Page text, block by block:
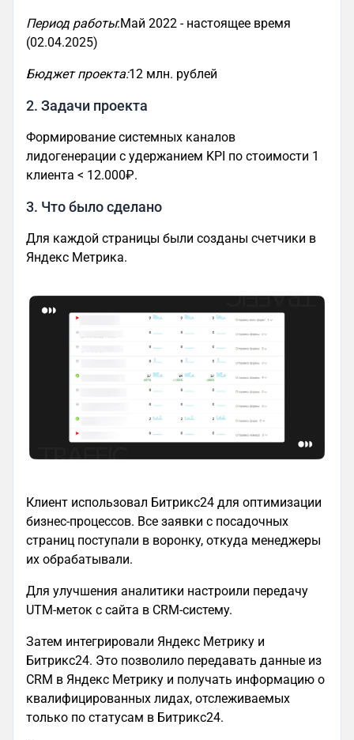
Период работы:Май 2022 - настоящее время
(02.04.2025)
Бюджет проекта:12 млн. рублей
2. Задачи проекта
Формирование системных каналов
лидогенерации с удержанием KPI по стоимости 1
клиента < 12.000₽.
3. Что было сделано
Для каждой страницы были созданы счетчики в
Яндекс Метрика.
Клиент использовал Битрикс24 для оптимизации
бизнес-процессов. Все заявки с посадочных
страниц поступали в воронку, откуда менеджеры
их обрабатывали.
Для улучшения аналитики настроили передачу
UTM-меток с сайта в CRM-систему.
Затем интегрировали Яндекс Метрику и
Битрикс24. Это позволило передавать данные из
CRM в Яндекс Метрику и получать информацию о
квалифицированных лидах, отслеживаемых
только по статусам в Битрикс24.